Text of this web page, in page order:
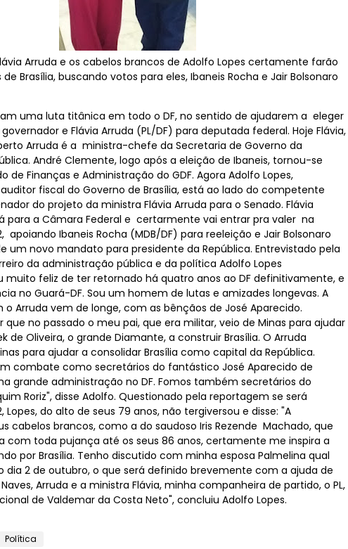
Arruda e os cabelos brancos de Adolfo Lopes certamente farão
Brasília, buscando votos para eles, Ibaneis Rocha e Jair Bolsonaro
uma luta titânica em todo o DF, no sentido de ajudarem a eleger
e Flávia Arruda (PL/DF) para deputada federal. Hoje Flávia,
Arruda é a ministra-chefe da Secretaria de Governo da
André Clemente, logo após a eleição de Ibaneis, tornou-se
de Finanças e Administração do GDF. Agora Adolfo Lopes,
fiscal do Governo de Brasília, está ao lado do competente
do projeto da ministra Flávia Arruda para o Senado. Flávia
para a Câmara Federal e certarmente vai entrar pra valer na
apoiando Ibaneis Rocha (MDB/DF) para reeleição e Jair Bolsonaro
um novo mandato para presidente da República. Entrevistado pela
da administração pública e da política Adolfo Lopes
muito feliz de ter retornado há quatro anos ao DF definitivamente, e
no Guará-DF. Sou um homem de lutas e amizades longevas. A
Arruda vem de longe, com as bênçãos de José Aparecido.
no passado o meu pai, que era militar, veio de Minas para ajudar
de Oliveira, o grande Diamante, a construir Brasília. O Arruda
para ajudar a consolidar Brasília como capital da República.
combate como secretários do fantástico José Aparecido de
grande administração no DF. Fomos também secretários do
Roriz", disse Adolfo. Questionado pela reportagem se será
do alto de seus 79 anos, não tergiversou e disse: "A
cabelos brancos, como a do saudoso Iris Rezende Machado, que
com toda pujança até os seus 86 anos, certamente me inspira a
por Brasília. Tenho discutido com minha esposa Palmelina qual
dia 2 de outubro, o que será definido brevemente com a ajuda de
Arruda e a ministra Flávia, minha companheira de partido, o PL,
de Valdemar da Costa Neto", concluiu Adolfo Lopes.
Política